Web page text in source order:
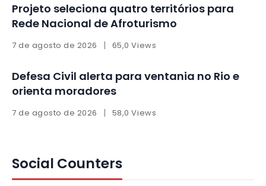
Projeto seleciona quatro territórios para
Rede Nacional de Afroturismo
7 de agosto de 2026 65,0 Views
Defesa Civil alerta para ventania no Rio e
orienta moradores
7 de agosto de 2026 58,0 Views
Social Counters